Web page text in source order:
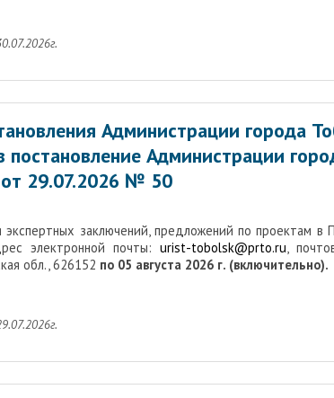
Администрации города
постановление Администрации
29.07.2026 № 50
экспертных заключений, предложений по проектам
электронной почты:urist-tobolsk@prto.ru,
обл., 626152 по 05 августа 2026 г. (включительно).